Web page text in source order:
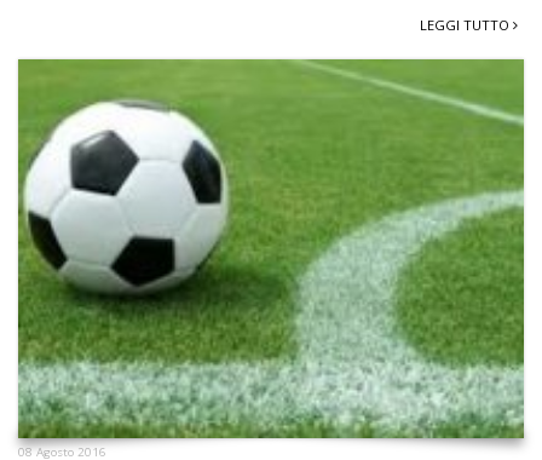
LEGGI TUTTO
08 Agosto 2016